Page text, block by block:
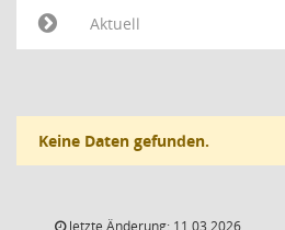
Aktuell
Keine Daten gefunden.
letzte Änderung: 11.03.2026